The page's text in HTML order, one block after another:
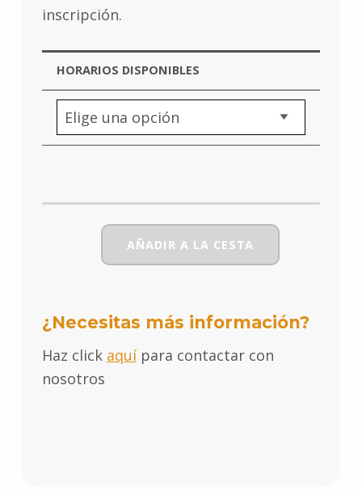
inscripción.
HORARIOS DISPONIBLES
AÑADIR A LA CESTA
¿Necesitas más información?
Haz click aquípara contactar con
nosotros